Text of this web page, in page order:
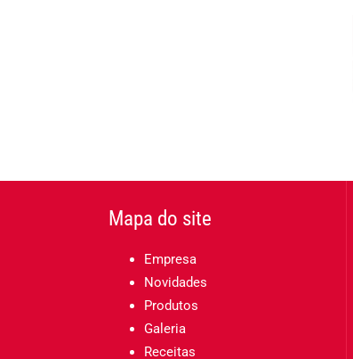
Mapa do site
Empresa
Novidades
Produtos
Galeria
Receitas